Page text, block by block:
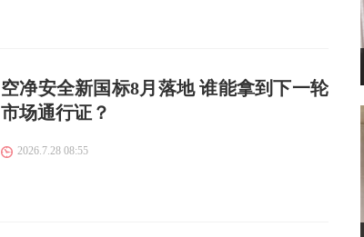
空净安全新国标8月落地 谁能拿到下一轮
市场通行证？
2026.7.28 08:55